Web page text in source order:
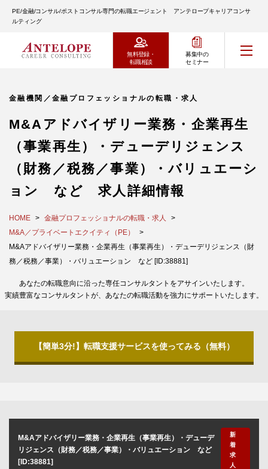
PE/金融/コンサル/ポストコンサル専門の転職エージェント アンテロープキャリアコンサ
ルティング
無料登録・
転職相談
募集中の
セミナー
金融機関／金融プロフェッショナルの転職・求人
M&Aアドバイザリー業務・企業再生
（事業再生）・デューデリジェンス
（財務／税務／事業）・バリュエーシ
ョン など 求人詳細情報
HOME
金融プロフェッショナルの転職・求人
M&A／プライベートエクイティ（PE）
M&Aアドバイザリー業務・企業再生（事業再生）・デューデリジェンス（財
務／税務／事業）・バリュエーション など [ID:38881]
あなたの転職意向に沿った専任コンサルタントをアサインいたします。
実績豊富なコンサルタントが、あなたの転職活動を強力にサポートいたします。
【簡単3分!】転職支援サービスを使ってみる（無料）
M&Aアドバイザリー業務・企業再生（事業再生）・デューデ
リジェンス（財務／税務／事業）・バリュエーション など
[ID:38881]
新
着
求
人